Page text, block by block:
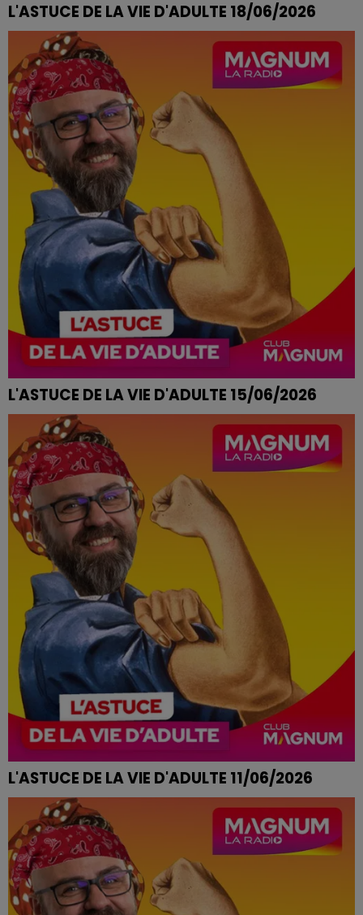
L'ASTUCE DE LA VIE D'ADULTE 18/06/2026
PLANTES QUI SOUFFRENT DE LA CHALEUR
L'ASTUCE DE LA VIE D'ADULTE 15/06/2026
SENSATION DE FATIGUE LOURDE EN ÉTÉ
L'ASTUCE DE LA VIE D'ADULTE 11/06/2026
ODEUR DE RENFERMÉ DANS LA MAISON L'ÉTÉ